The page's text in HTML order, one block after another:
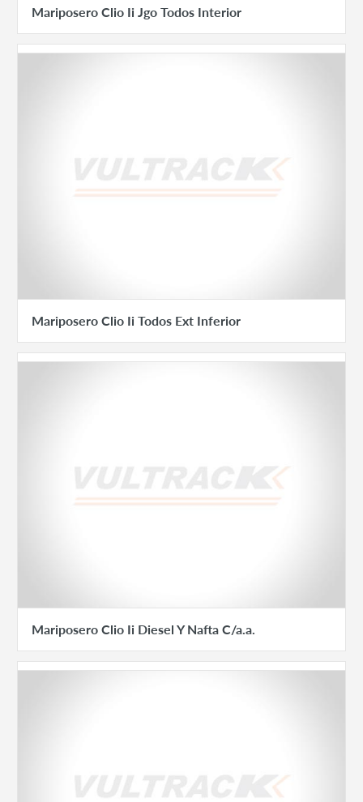
Mariposero Clio Ii Jgo Todos Interior
Mariposero Clio Ii Todos Ext Inferior
Mariposero Clio Ii Diesel Y Nafta C/a.a.